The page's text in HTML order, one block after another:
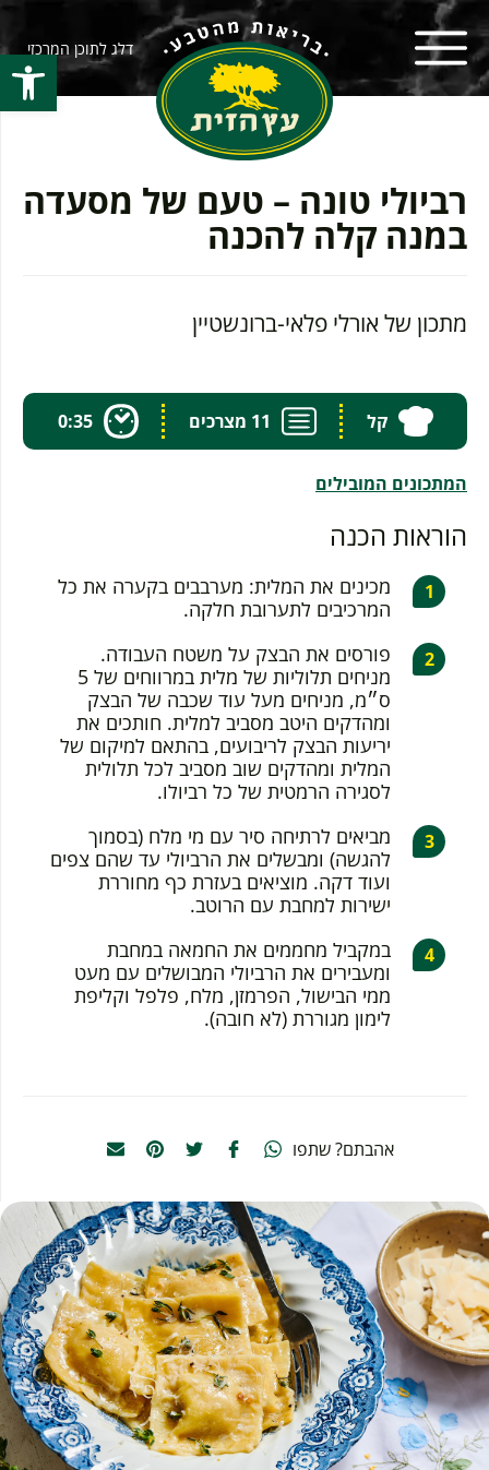
פתח
דלג לתוכן המרכזי
רביולי טונה – טעם של מסעדה
במנה קלה להכנה
מתכון של אורלי פלאי-ברונשטיין
קל 11 מצרכים 0:35
המתכונים המובילים
הוראות הכנה
מכינים את המלית: מערבבים בקערה את כל
המרכיבים לתערובת חלקה.
פורסים את הבצק על משטח העבודה.
מניחים תלוליות של מלית במרווחים של 5
ס״מ, מניחים מעל עוד שכבה של הבצק
ומהדקים היטב מסביב למלית. חותכים את
יריעות הבצק לריבועים, בהתאם למיקום של
המלית ומהדקים שוב מסביב לכל תלולית
לסגירה הרמטית של כל רביולו.
מביאים לרתיחה סיר עם מי מלח (בסמוך
להגשה) ומבשלים את הרביולי עד שהם צפים
ועוד דקה. מוציאים בעזרת כף מחוררת
ישירות למחבת עם הרוטב.
במקביל מחממים את החמאה במחבת
ומעבירים את הרביולי המבושלים עם מעט
ממי הבישול, הפרמזן, מלח, פלפל וקליפת
לימון מגוררת (לא חובה).
אהבתם? שתפו